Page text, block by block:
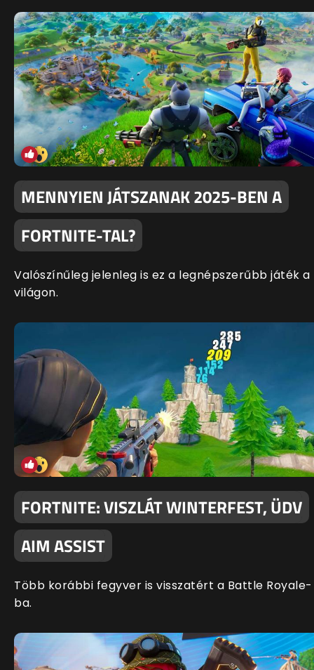
MENNYIEN JÁTSZANAK 2025-BEN A
FORTNITE-TAL?
Valószínűleg jelenleg is ez a legnépszerűbb játék a
világon.
FORTNITE: VISZLÁT WINTERFEST, ÜDV
AIM ASSIST
Több korábbi fegyver is visszatért a Battle Royale-
ba.